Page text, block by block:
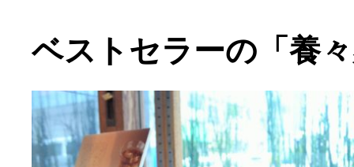
ベストセラーの「養